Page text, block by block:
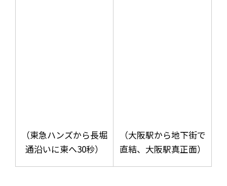
（東急ハンズから長堀
通沿いに東へ30秒）
（大阪駅から地下街で
直結、大阪駅真正面）